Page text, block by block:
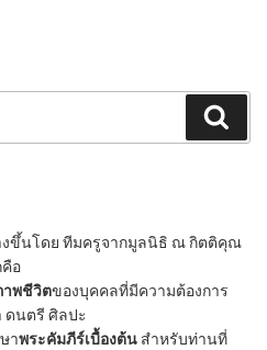
งขึ้นโดย ทีมครูจากมูลนิธิ ณ กิตติคุณ
อ
พชีวิตของบุคคลที่มีความต้องการ
ดนตรี ศิลปะ
าพระคัมภีร์เบื้องต้น สำหรับท่านที่